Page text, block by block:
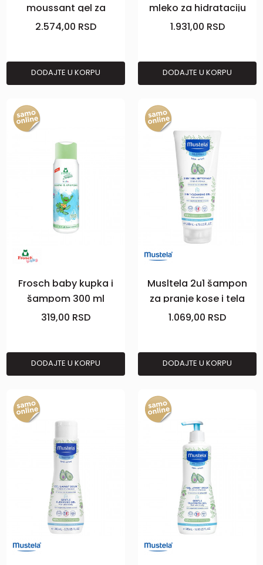
moussant gel za
kupanje 1l
2.574,00 RSD
DODAJTE U KORPU
mleko za hidrataciju
kože200ml
1.931,00 RSD
DODAJTE U KORPU
Frosch baby kupka i
šampom 300 ml
319,00 RSD
DODAJTE U KORPU
Musltela 2u1 šampon
za pranje kose i tela
200ml
1.069,00 RSD
DODAJTE U KORPU